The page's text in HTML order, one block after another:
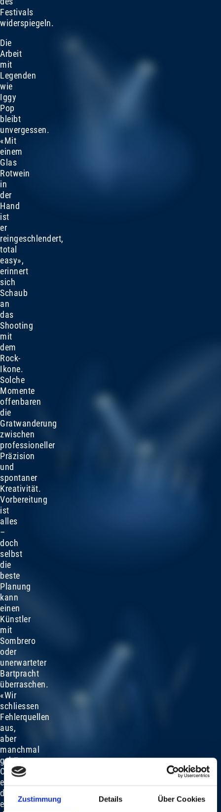
Zustimmung Details Über Cookies
Festivals
widerspiegeln.
Die
Arbeit
mit
Legenden
wie
Iggy
Pop
bleibt
unvergessen.
«Mit
einem
Glas
Rotwein
in
der
Hand
ist
er
reingeschlendert,
total
easy»,
erinnert
sich
Schaub
an
das
Shooting
mit
dem
Rock-
Ikone.
Solche
Momente
offenbaren
die
Gratwanderung
zwischen
professioneller
Präzision
und
spontaner
Kreativität.
Vorbereitung
ist
alles
–
doch
selbst
die
beste
Planung
kann
einen
Künstler
mit
Sombrero
oder
unerwarteter
Bartpracht
überraschen.
«Wir
schliessen
Fehlerquellen
aus,
aber
manchmal
gehört
Chaos
einfach
dazu»,
erklärt